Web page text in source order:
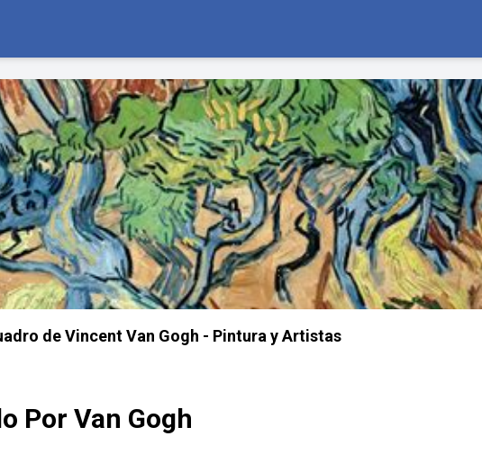
de Vincent Van Gogh - Pintura y Artistas
Por Van Gogh